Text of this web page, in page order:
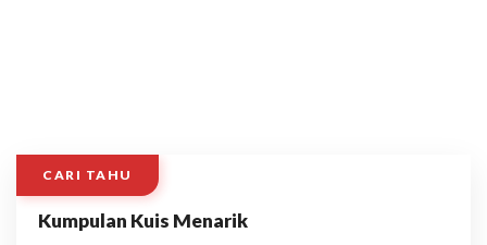
CARI TAHU
Kumpulan Kuis Menarik